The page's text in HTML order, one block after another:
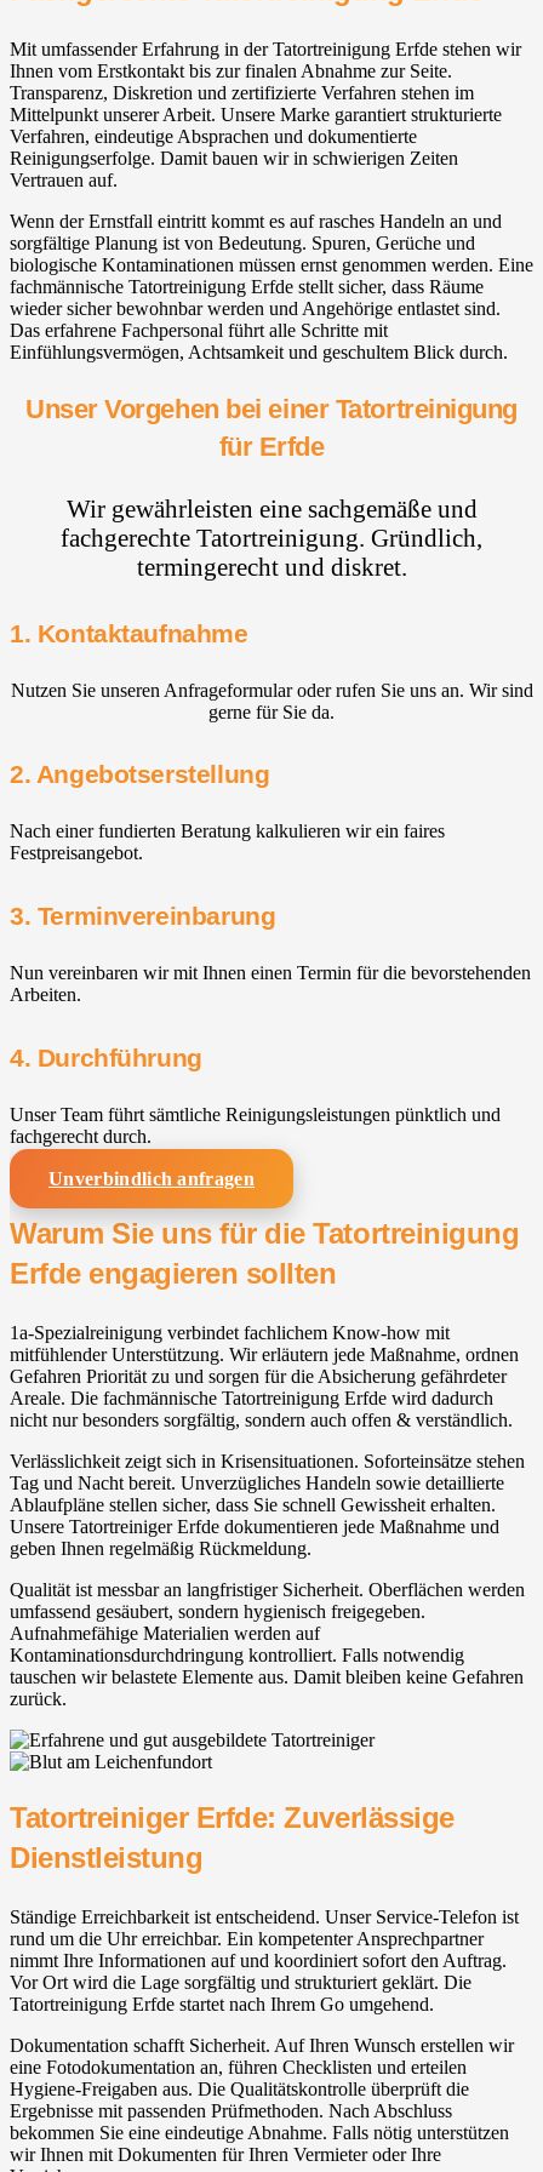
Mit umfassender Erfahrung in der Tatortreinigung Erfde stehen wir
Ihnen vom Erstkontakt bis zur finalen Abnahme zur Seite.
Transparenz, Diskretion und zertifizierte Verfahren stehen im
Mittelpunkt unserer Arbeit. Unsere Marke garantiert strukturierte
Verfahren, eindeutige Absprachen und dokumentierte
Reinigungserfolge. Damit bauen wir in schwierigen Zeiten
Vertrauen auf.
Wenn der Ernstfall eintritt kommt es auf rasches Handeln an und
sorgfältige Planung ist von Bedeutung. Spuren, Gerüche und
biologische Kontaminationen müssen ernst genommen werden. Eine
fachmännische Tatortreinigung Erfde stellt sicher, dass Räume
wieder sicher bewohnbar werden und Angehörige entlastet sind.
Das erfahrene Fachpersonal führt alle Schritte mit
Einfühlungsvermögen, Achtsamkeit und geschultem Blick durch.
Unser Vorgehen bei einer Tatortreinigung
für Erfde
Wir gewährleisten eine sachgemäße und
fachgerechte Tatortreinigung. Gründlich,
termingerecht und diskret.
1. Kontaktaufnahme
Nutzen Sie unseren Anfrageformular oder rufen Sie uns an. Wir sind
gerne für Sie da.
2. Angebotserstellung
Nach einer fundierten Beratung kalkulieren wir ein faires
Festpreisangebot.
3. Terminvereinbarung
Nun vereinbaren wir mit Ihnen einen Termin für die bevorstehenden
Arbeiten.
4. Durchführung
Unser Team führt sämtliche Reinigungsleistungen pünktlich und
fachgerecht durch.
Unverbindlich anfragen
Warum Sie uns für die Tatortreinigung
Erfde engagieren sollten
1a-Spezialreinigung verbindet fachlichem Know-how mit
mitfühlender Unterstützung. Wir erläutern jede Maßnahme, ordnen
Gefahren Priorität zu und sorgen für die Absicherung gefährdeter
Areale. Die fachmännische Tatortreinigung Erfde wird dadurch
nicht nur besonders sorgfältig, sondern auch offen & verständlich.
Verlässlichkeit zeigt sich in Krisensituationen. Soforteinsätze stehen
Tag und Nacht bereit. Unverzügliches Handeln sowie detaillierte
Ablaufpläne stellen sicher, dass Sie schnell Gewissheit erhalten.
Unsere Tatortreiniger Erfde dokumentieren jede Maßnahme und
geben Ihnen regelmäßig Rückmeldung.
Qualität ist messbar an langfristiger Sicherheit. Oberflächen werden
umfassend gesäubert, sondern hygienisch freigegeben.
Aufnahmefähige Materialien werden auf
Kontaminationsdurchdringung kontrolliert. Falls notwendig
tauschen wir belastete Elemente aus. Damit bleiben keine Gefahren
zurück.
Tatortreiniger Erfde: Zuverlässige
Dienstleistung
Ständige Erreichbarkeit ist entscheidend. Unser Service-Telefon ist
rund um die Uhr erreichbar. Ein kompetenter Ansprechpartner
nimmt Ihre Informationen auf und koordiniert sofort den Auftrag.
Vor Ort wird die Lage sorgfältig und strukturiert geklärt. Die
Tatortreinigung Erfde startet nach Ihrem Go umgehend.
Dokumentation schafft Sicherheit. Auf Ihren Wunsch erstellen wir
eine Fotodokumentation an, führen Checklisten und erteilen
Hygiene-Freigaben aus. Die Qualitätskontrolle überprüft die
Ergebnisse mit passenden Prüfmethoden. Nach Abschluss
bekommen Sie eine eindeutige Abnahme. Falls nötig unterstützen
wir Ihnen mit Dokumenten für Ihren Vermieter oder Ihre